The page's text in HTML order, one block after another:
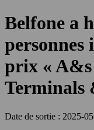
Belfone a
personnes
prix «
Terminals
Date de sortie : 2025-